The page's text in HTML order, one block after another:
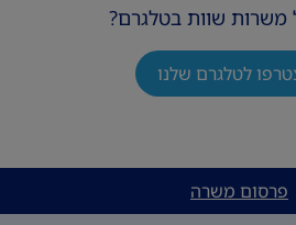
משרות שוות בטלגרם?
לטלגרם שלנו
פרסום משרה